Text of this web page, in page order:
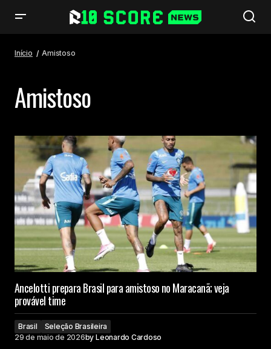
Início Amistoso
Amistoso
Ancelotti prepara Brasil para amistoso no Maracanã; veja
provável time
Brasil
Seleção Brasileira
29 de maio de 2026by Leonardo Cardoso